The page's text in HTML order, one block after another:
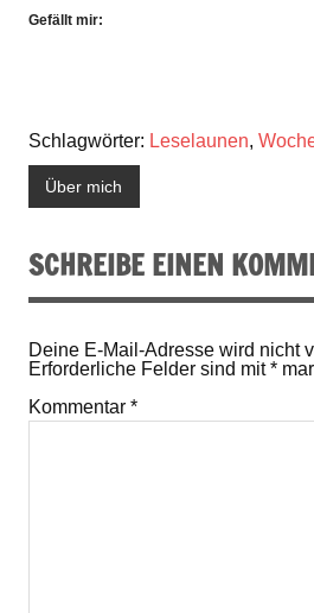
Gefällt mir:
Schlagwörter: Leselaunen,
Über mich
SCHREIBE EINEN
Deine E-Mail-Adresse wird nicht
Erforderliche Felder sind mit*
Kommentar *